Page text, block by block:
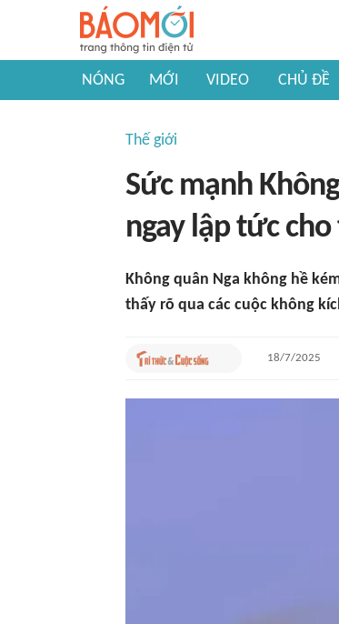
NÓNG MỚI VIDEO CHỦ ĐỀ
Thế giới
Sức mạnh
ngay lập tức
Không quân Nga không hề
thấy rõ qua các cuộc không
18/7/2025